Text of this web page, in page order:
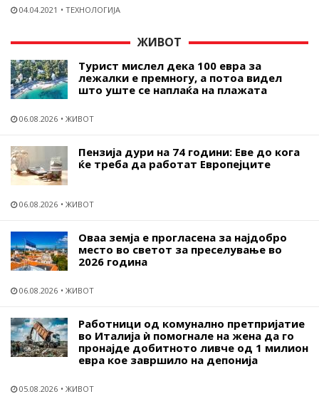
04.04.2021 ТЕХНОЛОГИЈА
ЖИВОТ
Турист мислел дека 100 евра за
лежалки е премногу, а потоа видел
што уште се наплаќа на плажата
06.08.2026 ЖИВОТ
Пензија дури на 74 години: Еве до кога
ќе треба да работат Европејците
06.08.2026 ЖИВОТ
Оваа земја е прогласена за најдобро
место во светот за преселување во
2026 година
06.08.2026 ЖИВОТ
Работници од комунално претпријатие
во Италија ѝ помогнале на жена да го
пронајде добитното ливче од 1 милион
евра кое завршило на депонија
05.08.2026 ЖИВОТ